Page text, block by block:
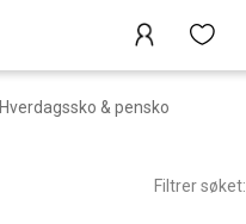
Hverdagssko & pensko
Filtrer søket: